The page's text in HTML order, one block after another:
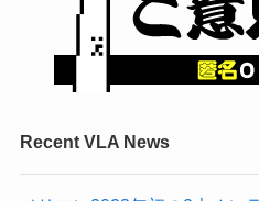
Recent VLA News